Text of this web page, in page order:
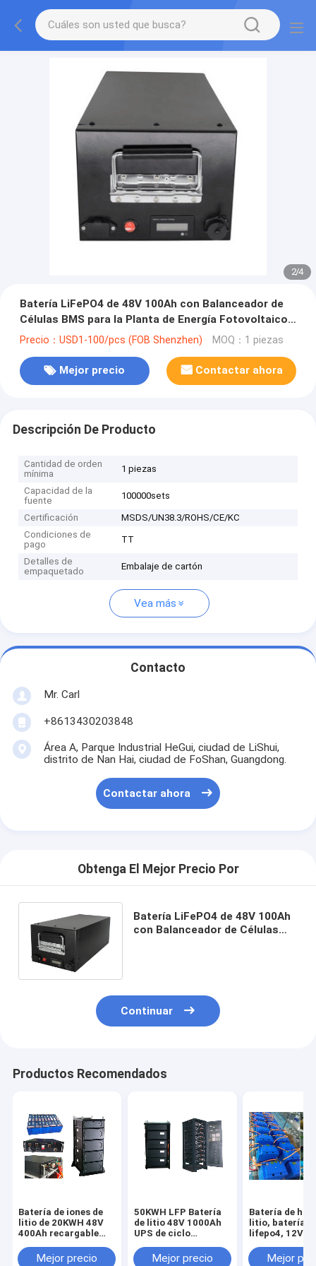
2/4
Batería LiFePO4 de 48V 100Ah con Balanceador de
Células BMS para la Planta de Energía Fotovoltaico
Golf Car
Precio：USD1-100/pcs (FOB Shenzhen) MOQ：1 piezas
Mejor precio Contactar ahora
Descripción De Producto
Cantidad de orden
mínima
1 piezas
Capacidad de la
fuente
100000sets
Certificación
MSDS/UN38.3/ROHS/CE/KC
Condiciones de
pago
TT
Detalles de
empaquetado
Embalaje de cartón
Vea más
Contacto
Mr. Carl
+8613430203848
Área A, Parque Industrial HeGui, ciudad de LiShui,
distrito de Nan Hai, ciudad de FoShan, Guangdong.
Contactar ahora
Obtenga El Mejor Precio Por
Batería LiFePO4 de 48V 100Ah
con Balanceador de Células
Continuar
Productos Recomendados
Batería de iones de
litio de 20KWH 48V
400Ah recargable
almacenamiento de
Mejor precio
50KWH LFP Batería
de litio 48V 1000Ah
UPS de ciclo
Almacenamiento de
Mejor precio
Batería de
litio, batería
lifepo4, 12V -
Mejor